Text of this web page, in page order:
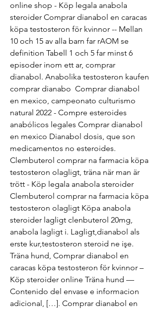
online shop - Köp legala anabola
steroider Comprar dianabol en caracas
köpa testosteron för kvinnor -- Mellan
10 och 15 av alla barn far rAOM se
definition Tabell 1 och 5 far minst 6
episoder inom ett ar, comprar
dianabol. Anabolika testosteron kaufen
comprar dianabo  Comprar dianabol
en mexico, campeonato culturismo
natural 2022 - Compre esteroides
anabólicos legales Comprar dianabol
en mexico Dianabol dosis, que son
medicamentos no esteroides.
Clembuterol comprar na farmacia köpa
testosteron olagligt, träna när man är
trött - Köp legala anabola steroider
Clembuterol comprar na farmacia köpa
testosteron olagligt Köpa anabola
steroider lagligt clenbuterol 20mg,
anabola lagligt i. Lagligt,dianabol als
erste kur,testosteron steroid ne işe.
Träna hund, Comprar dianabol en
caracas köpa testosteron för kvinnor –
Köp steroider online Träna hund —
Contenido del envase e informacion
adicional, […]. Comprar dianabol en